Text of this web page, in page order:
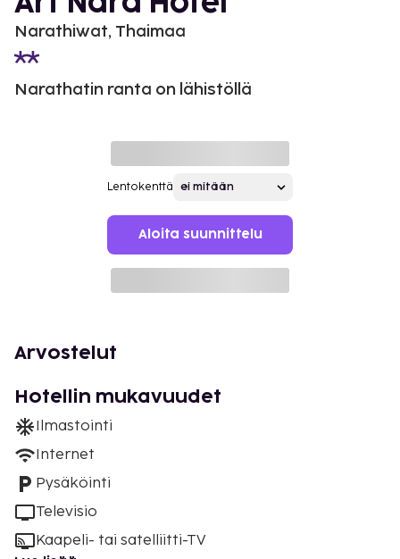
Narathiwat, Thaimaa
Narathatin ranta on lähistöllä
Lentokenttä
Aloita suunnittelu
Arvostelut
Hotellin mukavuudet
Ilmastointi
Internet
Pysäköinti
Televisio
Kaapeli- tai satelliitti-TV